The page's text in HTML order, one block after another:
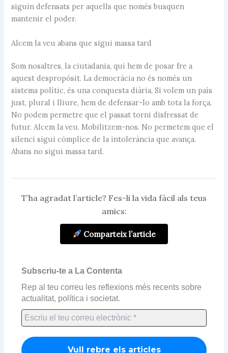
siguin defensats per aquells que només busquen
mantenir el poder.
Alcem la veu abans que sigui massa tard
Som nosaltres, la ciutadania, qui hem de posar fre a
aquest despropòsit. La democràcia no és només un
sistema polític, és una conquesta diària. Si volem un país
just, plural i lliure, hem de defensar-lo amb tota la força.
No podem permetre que el passat torni disfressat de
futur. Alcem la veu. Mobilitzem-nos. No permetem que el
silenci sigui còmplice de la intolerància que avança.
Abans no sigui massa tard.
T’ha agradat l’article? Fes-li la vida fàcil als teus
amics:
Comparteix l’article
Subscriu-te a La Contenta
Rep al teu correu les reflexions més recents sobre
actualitat, política i societat.